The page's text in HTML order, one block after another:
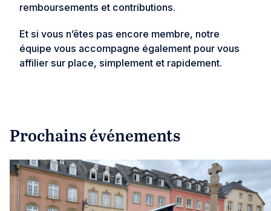
remboursements et contributions.
Et si vous n’êtes pas encore membre, notre
équipe vous accompagne également pour vous
affilier sur place, simplement et rapidement.
Prochains événements